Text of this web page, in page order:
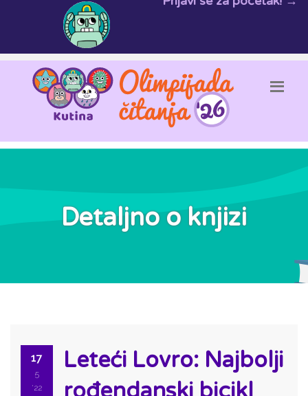
Detaljno o knjizi
17
5
'22
Leteći Lovro: Najbolji